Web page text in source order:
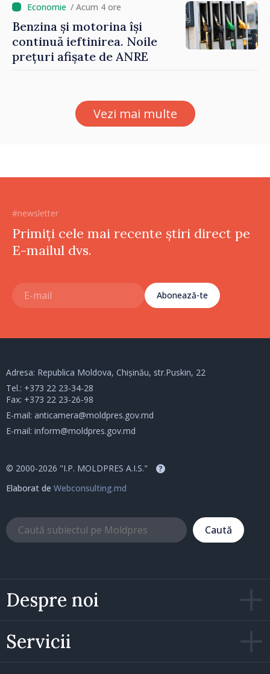
/ Acum 4 ore
Benzina și motorina își
continuă ieftinirea. Noile
prețuri afișate de ANRE
Vezi mai multe
#newsletter
Primiți cele mai recente știri direct pe
E-mailul dvs.
Abonează-te
Despre noi
Servicii
Adresa: Republica Moldova, Chișinău, str.Puskin, 22
Tel.: +373 22 23-34-28
Fax: +373 22 23-26-98
E-mail: anticamera@moldpres.gov.md
E-mail: inform@moldpres.gov.md
© 2000-2026 "I.P. MOLDPRES A.I.S." ?
Elaborat de Webconsulting.md
Caută